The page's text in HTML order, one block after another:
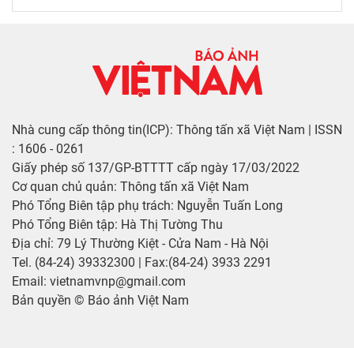
Nhà cung cấp thông tin(ICP): Thông tấn xã Việt Nam | ISSN
: 1606 - 0261
Giấy phép số 137/GP-BTTTT cấp ngày 17/03/2022
Cơ quan chủ quản: Thông tấn xã Việt Nam
Phó Tổng Biên tập phụ trách: Nguyễn Tuấn Long
Phó Tổng Biên tập: Hà Thị Tường Thu
Địa chỉ: 79 Lý Thường Kiệt - Cửa Nam - Hà Nội
Tel. (84-24) 39332300 | Fax:(84-24) 3933 2291
Email: vietnamvnp@gmail.com
Bản quyền © Báo ảnh Việt Nam